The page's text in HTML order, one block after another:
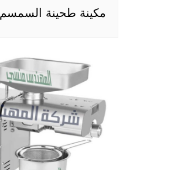
مكينة طحينة السمسم